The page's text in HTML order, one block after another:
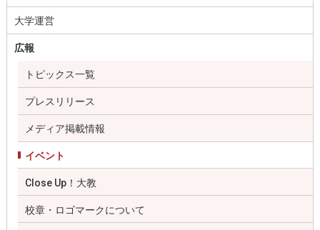
大学運営
広報
トピックス一覧
プレスリリース
メディア掲載情報
イベント
Close Up！大教
校章・ロゴマークについて